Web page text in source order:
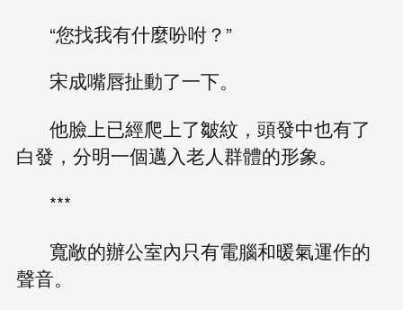
“您找我有什麼吩咐？”
宋成嘴唇扯動了一下。
他臉上已經爬上了皺紋，頭發中也有了
白發，分明一個邁入老人群體的形象。
***
寬敞的辦公室內只有電腦和暖氣運作的
聲音。